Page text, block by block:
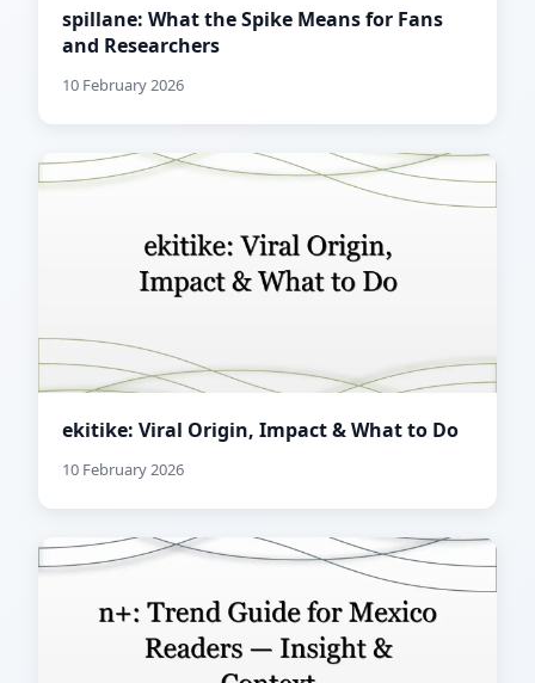
spillane: What the Spike Means for Fans
and Researchers
10 February 2026
ekitike: Viral Origin, Impact & What to Do
10 February 2026